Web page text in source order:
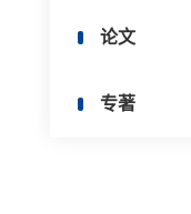
论文
专著